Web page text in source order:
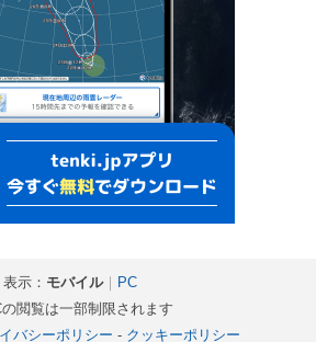
表示： モバイル｜
PC
閲覧は一部制限されます
バシーポリシー - クッキーポリシー